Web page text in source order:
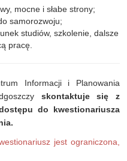
mocne i słabe strony;
samorozwoju;
studiów, szkolenie, dalsze
pracę.
Informacji i Planowania
skontaktuje się z
do kwestionariusza
jest ograniczona,